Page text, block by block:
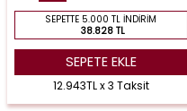
SEPETTE 5.000 TL İNDIRIM
38.828 TL
SEPETE EKLE
12.943TL x 3 Taksit